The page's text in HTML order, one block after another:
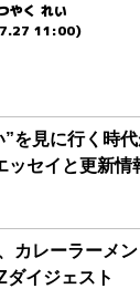
やく れい
11:00)
”を見に行く時
ッセイと更新情
カレーラーメ
ダイジェスト